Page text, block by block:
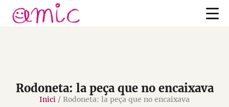
Rodoneta: la peça que no encaixava
Inici / Rodoneta: la peça que no encaixava